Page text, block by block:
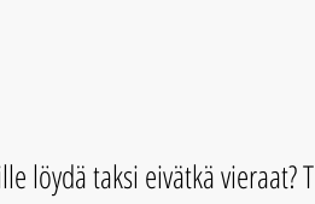
löydä taksi eivätkä